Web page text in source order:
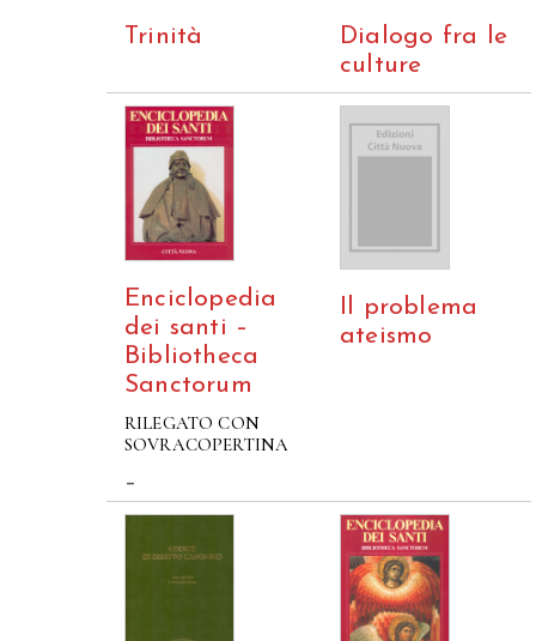
Trinità
Dialogo fra le
culture
Enciclopedia
dei santi –
Bibliotheca
Sanctorum
RILEGATO CON
SOVRACOPERTINA
–
Il problema
ateismo